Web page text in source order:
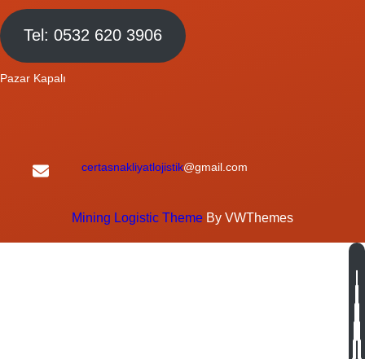
Tel: 0532 620 3906
Pazar Kapalı
certasnakliyatlojistik@gmail.com
Mining Logistic Theme By VWThemes